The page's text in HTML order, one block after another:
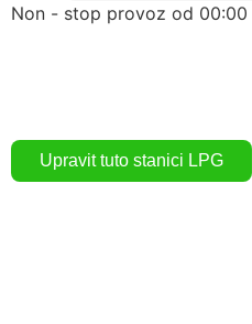
Non - stop provoz od